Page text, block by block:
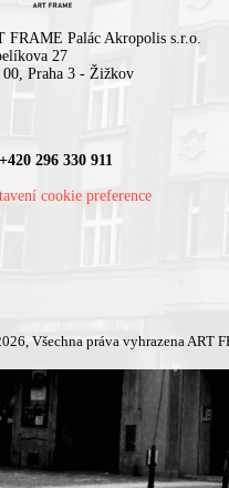
FRAME Palác Akropolis s.r.o.
27
00, Praha 3 - Žižkov
296 330 911
cookie preference
Všechna práva vyhrazena ART